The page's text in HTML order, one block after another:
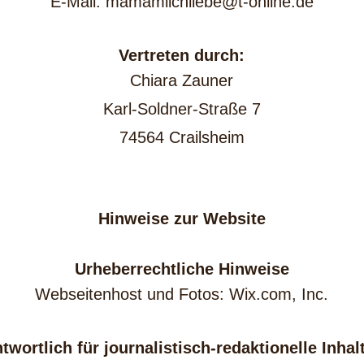
Vertreten durch:
Chiara Zauner
Karl-Soldner-Straße 7
74564 Crailsheim
Hinweise zur Website
Urheberrechtliche Hinweise
Webseitenhost und Fotos: Wix.com, Inc.
für journalistisch-redaktionelle